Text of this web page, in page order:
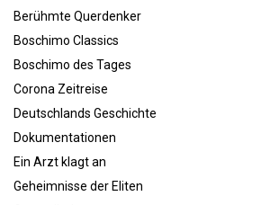
Berühmte Querdenker
Boschimo Classics
Boschimo des Tages
Corona Zeitreise
Deutschlands Geschichte
Dokumentationen
Ein Arzt klagt an
Geheimnisse der Eliten